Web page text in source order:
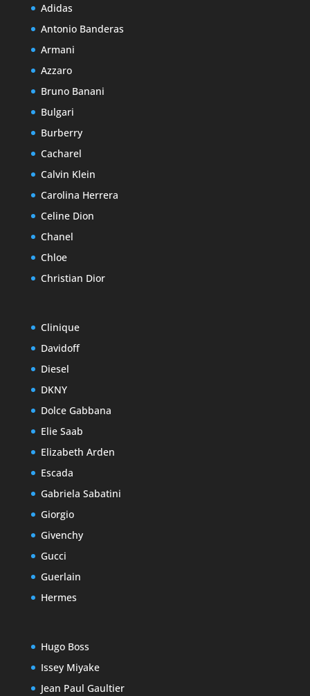
Adidas
Antonio Banderas
Armani
Azzaro
Bruno Banani
Bulgari
Burberry
Cacharel
Calvin Klein
Carolina Herrera
Celine Dion
Chanel
Chloe
Christian Dior
Clinique
Davidoff
Diesel
DKNY
Dolce Gabbana
Elie Saab
Elizabeth Arden
Escada
Gabriela Sabatini
Giorgio
Givenchy
Gucci
Guerlain
Hermes
Hugo Boss
Issey Miyake
Jean Paul Gaultier